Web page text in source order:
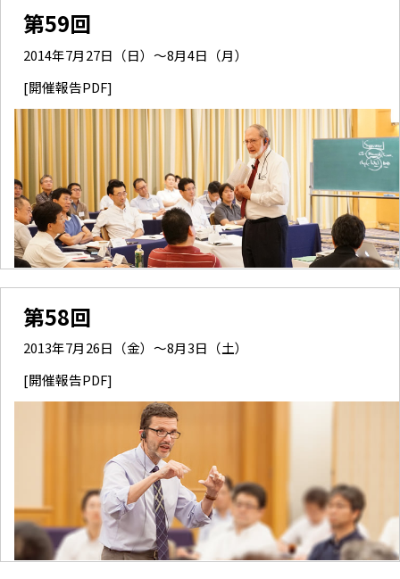
第59回
2014年7月27日（日）～8月4日（月）
[開催報告PDF]
第58回
2013年7月26日（金）～8月3日（土）
[開催報告PDF]